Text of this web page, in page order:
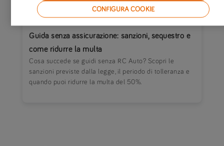
Guida senza assicurazione: sanzioni, sequestro e
come ridurre la multa
Cosa succede se guidi senza RC Auto? Scopri le
sanzioni previste dalla legge, il periodo di tolleranza e
quando puoi ridurre la multa del 50%.
CONFIGURA COOKIE